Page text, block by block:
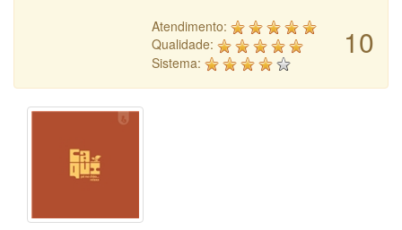
10
Atendimento:
Qualidade:
Sistema: